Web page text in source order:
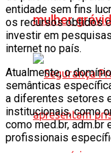
mulher
entidade sem fins
os recursos obtidos
investir em
internet no país.
Atualmente, o
semânticas
a diferentes setores
institucionais, como
como med.br, adm.br
profissionais